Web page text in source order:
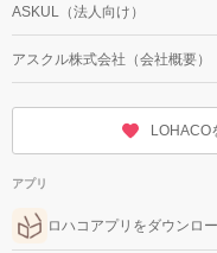
ASKUL（法人向け）
アスクル株式会社（会社概要）
LOHACO
アプリ
ロハコアプリをダウンロ